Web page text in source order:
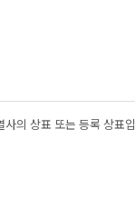
의 상표 또는 등록 상표입